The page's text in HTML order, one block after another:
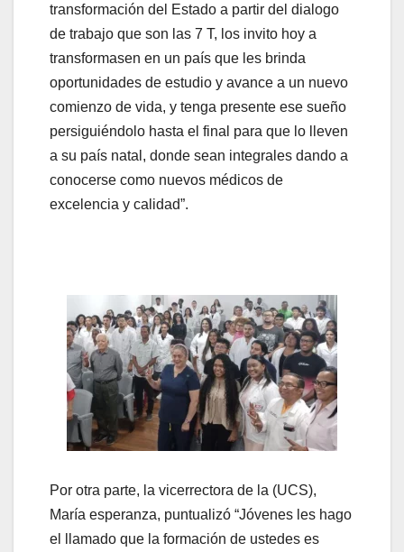
transformación del Estado a partir del dialogo
de trabajo que son las 7 T, los invito hoy a
transformasen en un país que les brinda
oportunidades de estudio y avance a un nuevo
comienzo de vida, y tenga presente ese sueño
persiguiéndolo hasta el final para que lo lleven
a su país natal, donde sean integrales dando a
conocerse como nuevos médicos de
excelencia y calidad”.
Por otra parte, la vicerrectora de la (UCS),
María esperanza, puntualizó “Jóvenes les hago
el llamado que la formación de ustedes es